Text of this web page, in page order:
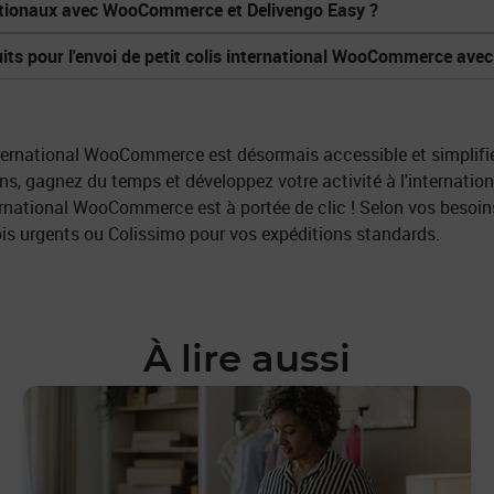
avec WooCommerce et Delivengo Easy ?
pour l'envoi de petit colis international WooCommerce avec
WooCommerce est désormais accessible et
gagnez du temps et développez votre activité à
WooCommerce est à portée de clic ! Selon vos
urgents ou Colissimo pour vos expéditions standards.
À lire aussi